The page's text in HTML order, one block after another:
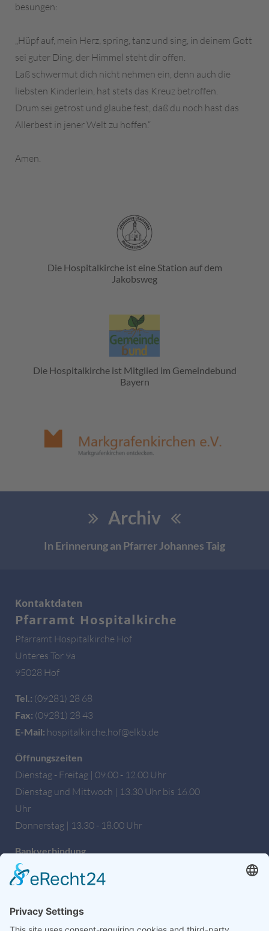
besungen:
„Hüpf auf, mein Herz, spring, tanz und sing, in deinem Gott
sei guter Ding, der Himmel steht dir offen.
Laß schwermut dich nicht nehmen ein, denn auch die
liebsten Kinderlein, hat stets das Kreuz betroffen.
Drum sei getrost und glaube fest, daß du noch hast das
Allerbest in jener Welt zu hoffen.“
Amen.
Die Hospitalkirche ist eine Station auf dem
Jakobsweg
Die Hospitalkirche ist Mitglied im Gemeindebund
Bayern
Archiv
In Erinnerung an Pfarrer Johannes Taig
Kontaktdaten
Pfarramt Hospitalkirche
Pfarramt Hospitalkirche Hof
Unteres Tor 9a
95028 Hof
Tel.: (09281) 28 68
Fax: (09281) 28 43
E-Mail: hospitalkirche.hof@elkb.de
Öffnungszeiten
Dienstag - Freitag | 09.00 - 12.00 Uhr
Dienstag und Mittwoch | 13.30 Uhr bis 16.00
Uhr
Donnerstag | 13.30 - 18.00 Uhr
Bankverbindung
Sparkasse Hochfranken
IBAN: DE27 7805 0000 0222 1672 56
Wir sind auch auf Facebook!